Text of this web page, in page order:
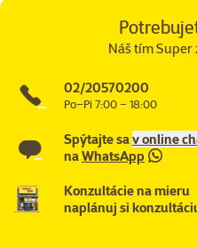
Náš tím Super
02/20570200
Po–Pi 7:00 – 18:00
Spýtajte sav online
naWhatsApp
Konzultácie na mieru
naplánuj si